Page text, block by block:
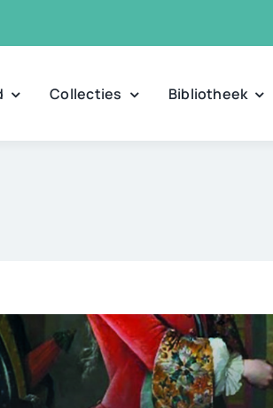
Collecties Bibliotheek